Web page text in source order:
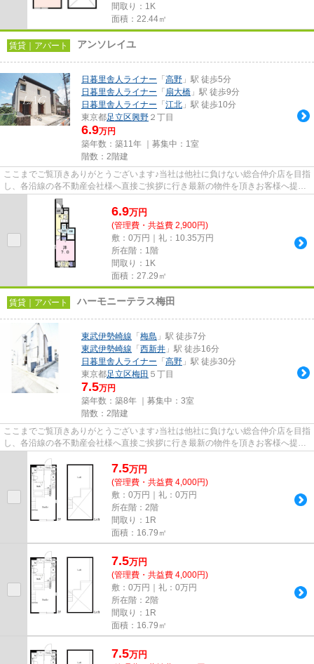
間取り：1K
面積：22.44㎡
賃貸｜アパート アンソレイユ
日暮里舎人ライナー 「 高野 」駅 徒歩5分
日暮里舎人ライナー 「 扇大橋 」駅 徒歩9分
日暮里舎人ライナー 「 江北 」駅 徒歩10分
東京都足立区興野 ２丁目
6.9万円
築年数：築11年 ｜募集中： 1室
階数：2階建
ここまでご覧頂きありがとうございます♪当社は他社に負けない総合仲介店を目指
し、各沿線の各不動産会社様へ直接ご挨拶に行き最新の物件を頂きお客様へ提供
しております！最新の情報は...
6.9万円
(管理費・共益費 2,900円)
敷：0万円｜礼：10.35万円
所在階：1階
間取り：1K
面積：27.29㎡
賃貸｜アパート ハーモニーテラス梅田
東武伊勢崎線 「 梅島 」駅 徒歩7分
東武伊勢崎線 「 西新井 」駅 徒歩16分
日暮里舎人ライナー 「 高野 」駅 徒歩30分
東京都足立区梅田 ５丁目
7.5万円
築年数：築8年 ｜募集中： 3室
階数：2階建
ここまでご覧頂きありがとうございます♪当社は他社に負けない総合仲介店を目指
し、各沿線の各不動産会社様へ直接ご挨拶に行き最新の物件を頂きお客様へ提供
7.5万円
(管理費・共益費 4,000円)
敷：0万円｜礼：0万円
所在階：2階
間取り：1R
面積：16.79㎡
7.5万円
(管理費・共益費 4,000円)
敷：0万円｜礼：0万円
所在階：2階
間取り：1R
面積：16.79㎡
7.5万円